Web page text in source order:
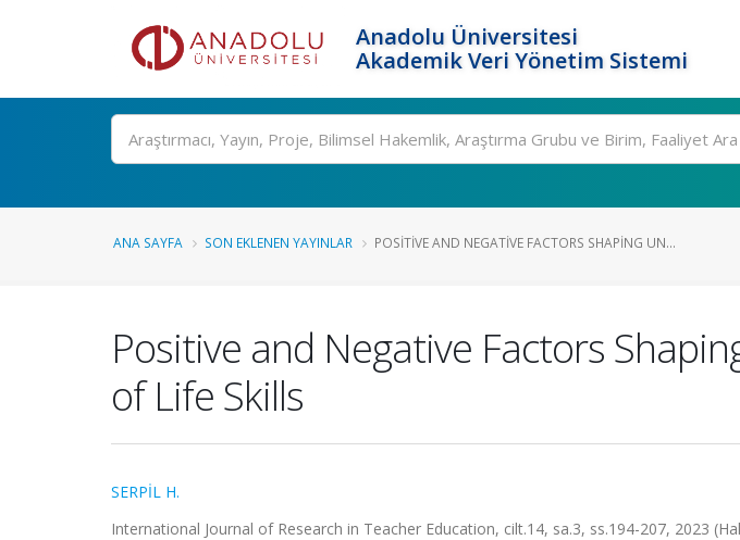
Anadolu Üniversitesi
Akademik Veri Yönetim Sistemi
Ara
ANA SAYFA SON EKLENEN YAYINLAR POSITIVE AND NEGATIVE FACTORS SHAPING UN...
Positive and Negative Factors
of Life Skills
SERPİL H.
International Journal of Research in Teacher Education, cilt.14, sa.3, ss.194-207, 2023